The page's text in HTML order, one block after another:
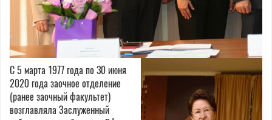
С 5 марта 1977 года по 30 июня
2020 года заочное отделение
(ранее заочный факультет)
возглавляла Заслуженный